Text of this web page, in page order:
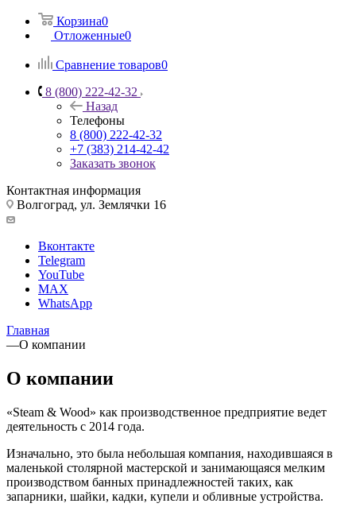
Корзина0
Отложенные0
Сравнение товаров0
8 (800) 222-42-32
Назад
Телефоны
8 (800) 222-42-32
+7 (383) 214-42-42
Заказать звонок
Контактная информация
Волгоград, ул. Землячки 16
Вконтакте
Telegram
YouTube
MAX
WhatsApp
Главная
—О компании
О компании
«Steam & Wood» как производственное предприятие ведет
деятельность с 2014 года.
Изначально, это была небольшая компания, находившаяся в
маленькой столярной мастерской и занимающаяся мелким
производством банных принадлежностей таких, как
запарники, шайки, кадки, купели и обливные устройства.